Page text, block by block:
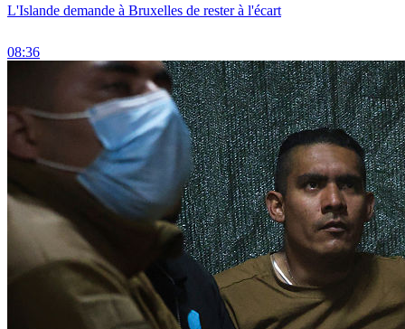
L'Islande demande à Bruxelles de rester à l'écart
08:36